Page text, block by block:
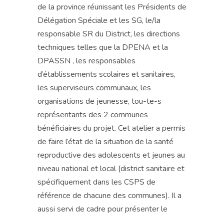
de la province réunissant les Présidents de
Délégation Spéciale et les SG, le/la
responsable SR du District, les directions
techniques telles que la DPENA et la
DPASSN , les responsables
d’établissements scolaires et sanitaires,
les superviseurs communaux, les
organisations de jeunesse, tou-te-s
représentants des 2 communes
bénéficiaires du projet. Cet atelier a permis
de faire l’état de la situation de la santé
reproductive des adolescents et jeunes au
niveau national et local (district sanitaire et
spécifiquement dans les CSPS de
référence de chacune des communes). Il a
aussi servi de cadre pour présenter le